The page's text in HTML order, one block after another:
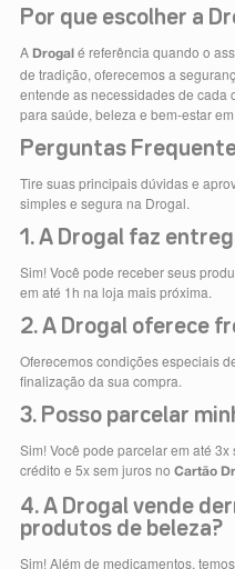
Por que escolher a
A Drogal é referência quando o
de tradição, oferecemos a
entende as necessidades de cada
para saúde, beleza e bem-estar
Perguntas
Tire suas principais dúvidas e
simples e segura na Drogal.
1. A Drogal faz
Sim! Você pode receber seus
em até 1h na loja mais próxima.
2. A Drogal oferece
Oferecemos condições especiais
finalização da sua compra.
3. Posso parcelar
Sim! Você pode parcelar em até
crédito e 5x sem juros no Cartão
4. A Drogal vende
produtos de beleza?
Sim! Além de medicamentos,